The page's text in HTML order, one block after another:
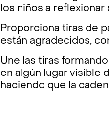
los niños a reflexionar
Proporciona tiras de
están agradecidos,
Une las tiras
en algún lugar visible
haciendo que la